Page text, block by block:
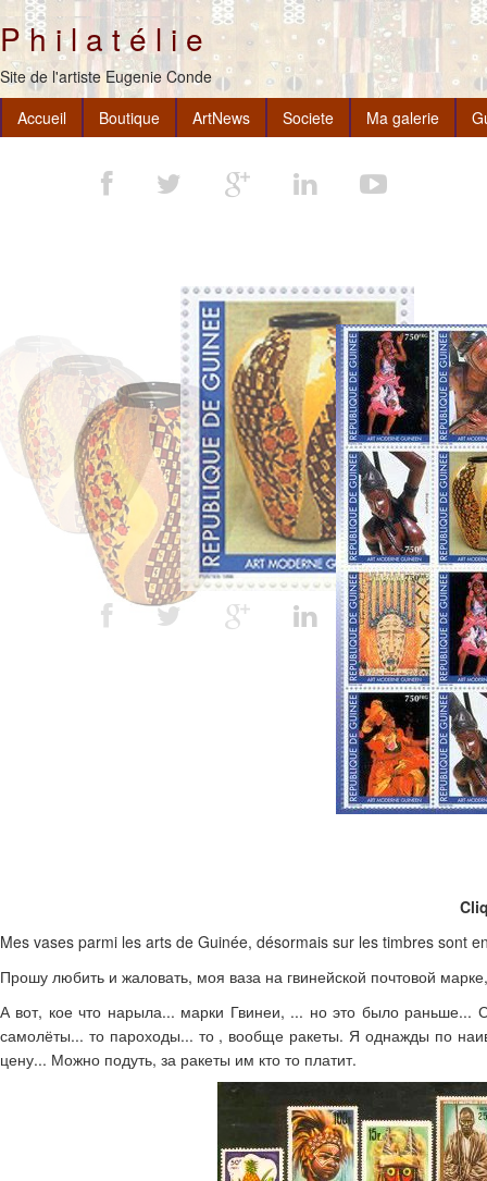
P h i l a t é l i e
Site de l'artiste Eugenie Conde
Accueil
Boutique ArtNews Societe Ma galerie
Mes vases parmi les arts de Guinée, désormais sur les timbres sont
Прошу любить и жаловать, моя ваза на гвинейской почтовой
А вот, кое что нарыла... марки Гвинеи, ... но это было
самолёты... то пароходы... то , вообще ракеты. Я однажды по
цену... Можно подуть, за ракеты им кто то платит.